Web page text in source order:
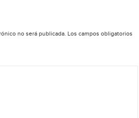
no será publicada. Los campos obligatorios